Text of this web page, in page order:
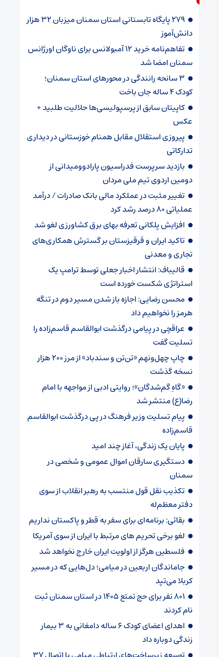
۲۷۹ پایگاه تابستانی استان سمنان میزبان ۳۲ هزار
دانش‌آموز
تفاهم‌نامه خرید ۱۲ آمبولانس برای ناوگان اورژانس
سمنان امضا شد
۳ سانحه رانندگی در محورهای استان سمنان؛
کودک ۴ ساله جان باخت
کاپیتان سابق از پرسپولیسی‌ها حلالیت طلبید +
عکس
پیروزی استقلال مقابل همنام خوزستانی در دیداری
تدارکاتی
بازدید سرپرست فدراسیون پارادوومیدانی از
دومین اردوی تیم ملی مردان
تغییر مثبت در عملکرد مالی بانک صادرات / درآمد
عملیاتی ۸۰ درصد رشد کرد
افزایش پلکانی تعرفه بهای برق کشاورزی لغو شد
تاکید ایران و قرقیزستان بر گسترش همکاری‌های
تجاری و معدنی
قالیباف: انتشار اخبار جعلی توسط ترامپ یک
استراتژی شکست خورده است
محسن رضایی: اجازه باز شدن مسیر دوم در تنگه
هرمز را نخواهیم داد
عراقچی در پیامی درگذشت ابوالقاسم قاسم‌زاده را
تسلیت گفت
چاپ چهل‌ونهم «تن‌تن و سندباد» از مرز ۲۰۰ هزار
نسخه گذشت
«گاهِ گم‌شدگان»؛ روایتی ادبی از مواجهه با امام
رضا(ع) منتشر شد
پیام تسلیت وزیر فرهنگ در پی درگذشت ابوالقاسم
قاسم‌زاده
پایان یک زندگی، آغاز چند امید
دستگیری سارقان اموال عمومی و شخصی در
سمنان
تکذیب نقل قول منتسب به رهبر انقلاب از سوی
دفتر معظم‌له
بقائی: برنامه‌ای برای سفر به قطر و پاکستان نداریم
لغو برخی تحریم های مرتبط با ایران از سوی آمریکا
فلسطین هرگز از اولویت ایران خارج نخواهد شد
جاماندگان اربعین در میامی؛ دل‌هایی که در مسیر
کربلا می‌تپد
۸۰۱ نفر برای حج تمتع ۱۴۰۵ در استان سمنان ثبت
نام کردند
اهدای اعضای کودک ۶ ساله دامغانی به ۳ بیمار
زندگی دوباره داد